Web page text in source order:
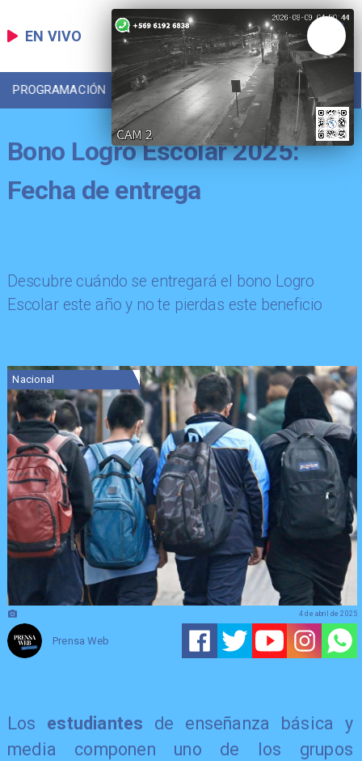
EN VIVO
PROGRAMACIÓN LOCAL DEPORTES
Bono Logro Escolar 2025:
Fecha de entrega
Descubre cuándo se entregará el bono Logro
Escolar este año y no te pierdas este beneficio
Nacional
Prensa Web
4 de abril de 2025
Los estudiantes de enseñanza básica y
media componen uno de los grupos